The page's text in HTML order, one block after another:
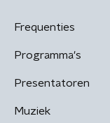
Frequenties
Programma's
Presentatoren
Muziek